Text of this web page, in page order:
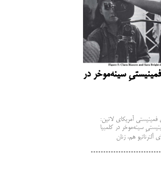
فمینیستیِ سینه‌موخر در
سینه‌موخر در کلمبیا